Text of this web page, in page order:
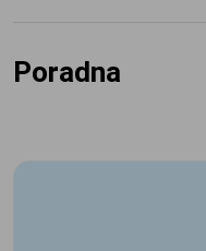
Poradna